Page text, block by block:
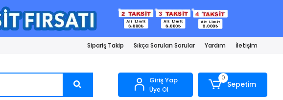
Sipariş Takip Sıkça Sorulan Sorular Yardım İletişim
Giriş Yap
Üye Ol
0
Sepetim